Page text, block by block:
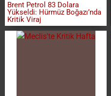
Brent Petrol 83 Dolara
Yükseldi: Hürmüz Boğazı’nda
Kritik Viraj